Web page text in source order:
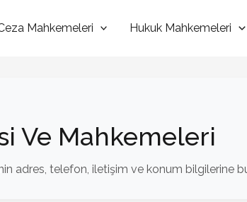
Mahkemeleri Hukuk Mahkemeleri
Ve Mahkemeleri
adres, telefon, iletişim ve konum bilgilerine